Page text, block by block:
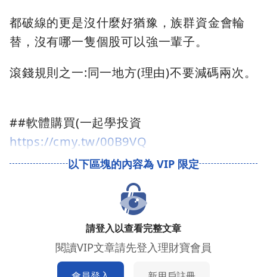
都破線的更是沒什麼好猶豫，族群資金會輪
替，沒有哪一隻個股可以強一輩子。
滾錢規則之一:同一地方(理由)不要減碼兩次。
##軟體購買(一起學投資
https://cmy.tw/00B9VQ
請登入以查看完整文章
閱讀VIP文章請先登入理財寶會員